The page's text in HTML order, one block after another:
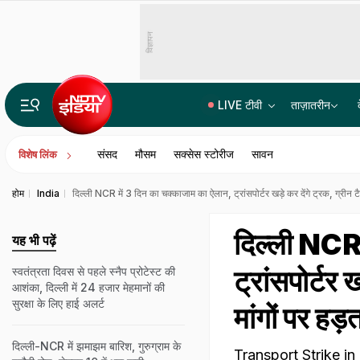
विज्ञापन
LIVE टीवी ताज़ातरीन
विशेष लिंक संसद मौसम सक्सेस स्टोरीज सावन
होम India दिल्ली NCR में 3 दिन का चक्काजाम का ऐलान, ट्रांसपोर्टर खड़े कर देंगे ट्रक, ग्रीन
दिल्ली
मांगों पर
Transport Strike in
यह भी पढ़ें
स्वतंत्रता दिवस से पहले स्नैप प्रोटेस्ट की
आशंका, दिल्ली में 24 हजार मेहमानों की
सुरक्षा के लिए हाई अलर्ट
दिल्ली-NCR में झमाझम बारिश, गुरुग्राम के